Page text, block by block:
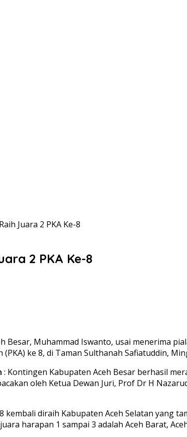
Juara 2 PKA Ke-8
2 PKA Ke-8
Besar, Muhammad Iswanto, usai menerima
(PKA) ke 8, di Taman Sulthanah Safiatuddin,
: Kontingen Kabupaten Aceh Besar berhasil
oleh Ketua Dewan Juri, Prof Dr H
kembali diraih Kabupaten Aceh Selatan yang
harapan 1 sampai 3 adalah Aceh Barat,